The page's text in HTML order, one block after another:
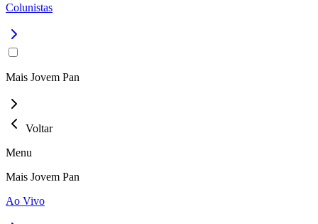
Colunistas
Mais Jovem Pan
Voltar
Menu
Mais Jovem Pan
Ao Vivo